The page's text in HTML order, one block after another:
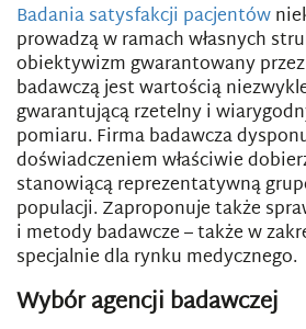
Badania satysfakcji pacjentów
prowadzą w ramach własnych
obiektywizm gwarantowany
badawczą jest wartością
gwarantującą rzetelny i
pomiaru. Firma badawcza
doświadczeniem właściwie
stanowiącą reprezentatywną
populacji. Zaproponuje także
i metody badawcze – także w
specjalnie dla rynku medycznego.
Wybór agencji badawczej